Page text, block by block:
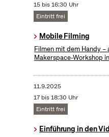
15 bis 16:30 Uhr
Eintritt frei
Mobile Filming
Filmen mit dem Handy –
Makerspace-Workshop
11.9.2025
17 bis 18:30 Uhr
Eintritt frei
Einführung in den